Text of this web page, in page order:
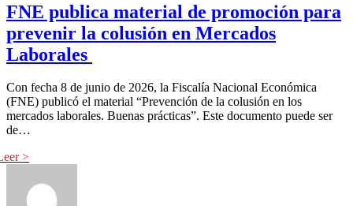
FNE publica material de promoción para
prevenir la colusión en Mercados
Laborales
Con fecha 8 de junio de 2026, la Fiscalía Nacional Económica
(FNE) publicó el material “Prevención de la colusión en los
mercados laborales. Buenas prácticas”. Este documento puede ser
de…